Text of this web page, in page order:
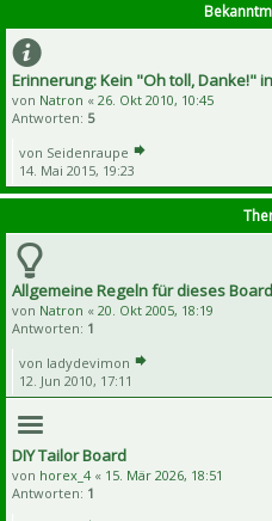
Erinnerung: Kein "Oh toll, Danke!"
von Natron « 26. Okt 2010, 10:45
Antworten: 5
von Seidenraupe
14. Mai 2015, 19:23
Allgemeine Regeln für dieses Board
von Natron « 20. Okt 2005, 18:19
Antworten: 1
von ladydevimon
12. Jun 2010, 17:11
DIY Tailor Board
von horex_4 « 15. Mär 2026, 18:51
Antworten: 1